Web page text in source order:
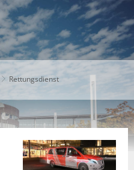
Rettungsdienst